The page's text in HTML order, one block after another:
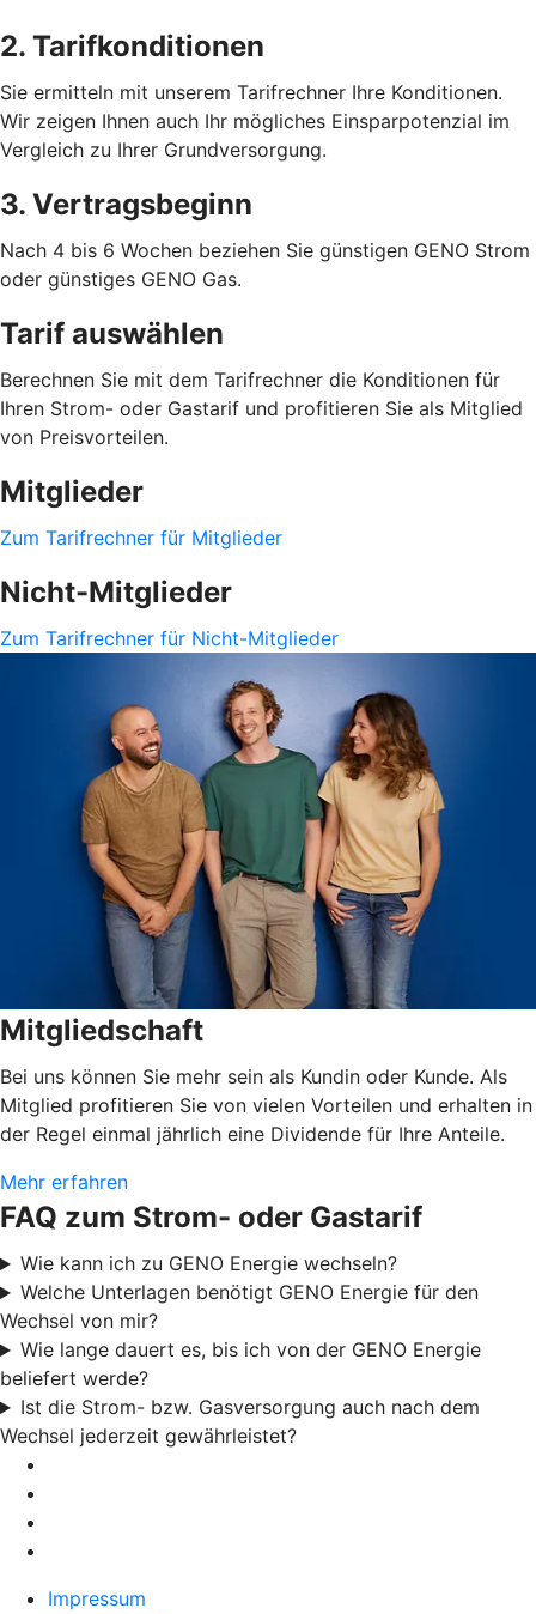
2. Tarifkonditionen
Sie ermitteln mit unserem Tarifrechner Ihre Konditionen.
Wir zeigen Ihnen auch Ihr mögliches Einsparpotenzial im
Vergleich zu Ihrer Grundversorgung.
3. Vertragsbeginn
Nach 4 bis 6 Wochen beziehen Sie günstigen GENO Strom
oder günstiges GENO Gas.
Tarif auswählen
Berechnen Sie mit dem Tarifrechner die Konditionen für
Ihren Strom- oder Gastarif und profitieren Sie als Mitglied
von Preisvorteilen.
Mitglieder
Zum Tarifrechner für Mitglieder
Nicht-Mitglieder
Zum Tarifrechner für Nicht-Mitglieder
Mitgliedschaft
Bei uns können Sie mehr sein als Kundin oder Kunde. Als
Mitglied profitieren Sie von vielen Vorteilen und erhalten in
der Regel einmal jährlich eine Dividende für Ihre Anteile.
Mehr erfahren
FAQ zum Strom- oder Gastarif
Wie kann ich zu GENO Energie wechseln?
Welche Unterlagen benötigt GENO Energie für den
Wechsel von mir?
Wie lange dauert es, bis ich von der GENO Energie
beliefert werde?
Ist die Strom- bzw. Gasversorgung auch nach dem
Wechsel jederzeit gewährleistet?
Impressum